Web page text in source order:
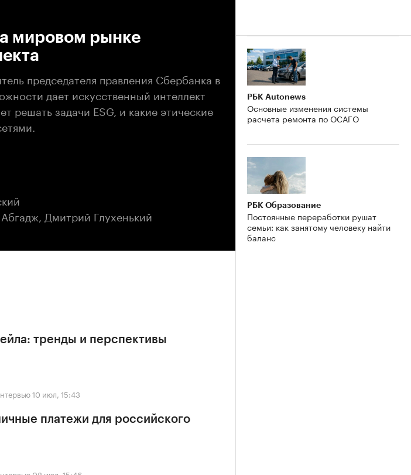
мировом рынке
председателя правления Сбербанка в
дает искусственный интеллект
решать задачи ESG, и какие этические
Дмитрий Глухенький
тренды и перспективы
10 июл, 15:43
платежи для российского
РБК Autonews
Основные изменения системы
расчета ремонта по ОСАГО
РБК Образование
Постоянные переработки рушат
семьи: как занятому человеку найти
баланс